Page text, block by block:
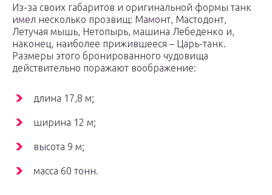
Из-за своих габаритов и оригинальной формы танк
имел несколько прозвищ: Мамонт, Мастодонт,
Летучая мышь, Нетопырь, машина Лебеденко и,
наконец, наиболее прижившееся – Царь-танк.
Размеры этого бронированного чудовища
действительно поражают воображение:
длина 17,8 м;
ширина 12 м;
высота 9 м;
масса 60 тонн.